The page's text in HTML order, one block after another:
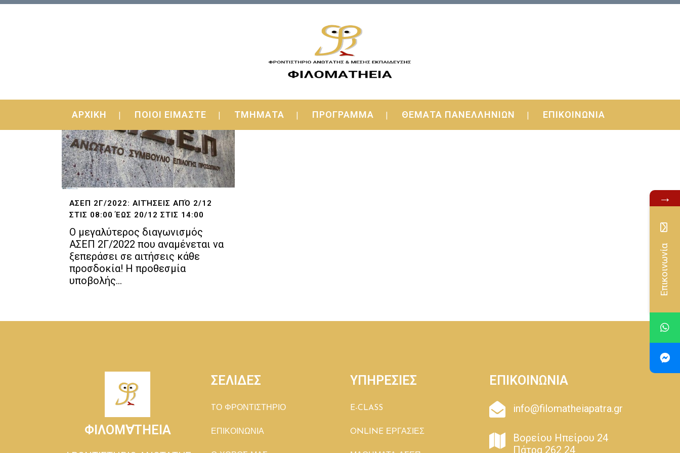
ΑΡΧΙΚΗ ΠΟΙΟΙ ΕΙΜΑΣΤΕ ΤΜΗΜΑΤΑ ΠΡΟΓΡΑΜΜΑ ΘΕΜΑΤΑ ΠΑΝΕΛΛΗΝΙΩΝ ΕΠΙΚΟΙΝΩΝΙΑ
ΑΣΕΠ 2Γ/2022: ΑΙΤΉΣΕΙΣ ΑΠΌ 2/12
ΣΤΙΣ 08:00 ΈΩΣ 20/12 ΣΤΙΣ 14:00
Ο μεγαλύτερος διαγωνισμός
ΑΣΕΠ 2Γ/2022 που αναμένεται να
ξεπεράσει σε αιτήσεις κάθε
προσδοκία! Η προθεσμία
υποβολής...
ΦΙΛΟΜ∀ΤΗΕΙΑ
ΣΕΛΙΔΕΣ
TΟ ΦΡΟΝΤΙΣΤΗΡΙΟ
ΕΠΙΚΟΙΝΩΝΙΑ
ΥΠΗΡΕΣΙΕΣ
E-CLASS
ONLINE ΕΡΓΑΣΙΕΣ
ΕΠΙΚΟΙΝΩΝΙΑ
info@filomatheiapatra.gr
Βορείου Ηπείρου 24
Πάτρα 262 24
→
Επικοινωνία